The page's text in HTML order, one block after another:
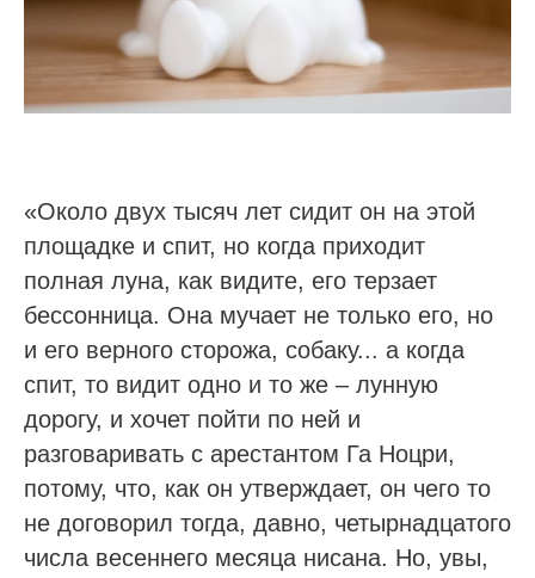
«Около двух тысяч лет сидит он на этой
площадке и спит, но когда приходит
полная луна, как видите, его терзает
бессонница. Она мучает не только его, но
и его верного сторожа, собаку... а когда
спит, то видит одно и то же – лунную
дорогу, и хочет пойти по ней и
разговаривать с арестантом Га Ноцри,
потому, что, как он утверждает, он чего то
не договорил тогда, давно, четырнадцатого
числа весеннего месяца нисана. Но, увы,